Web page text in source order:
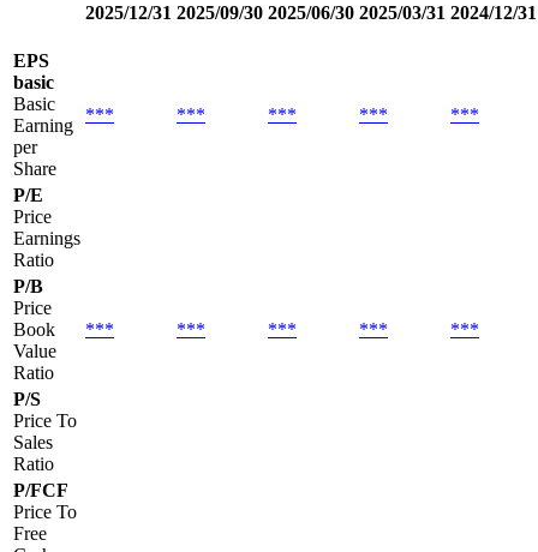
2025/12/31 2025/09/30 2025/06/30 2025/03/31 2024/12/31
EPS
basic
Basic
Earning
per
Share
*** *** *** *** ***
P/E
Price
Earnings
Ratio
P/B
Price
Book
Value
Ratio
*** *** *** *** ***
P/S
Price To
Sales
Ratio
P/FCF
Price To
Free